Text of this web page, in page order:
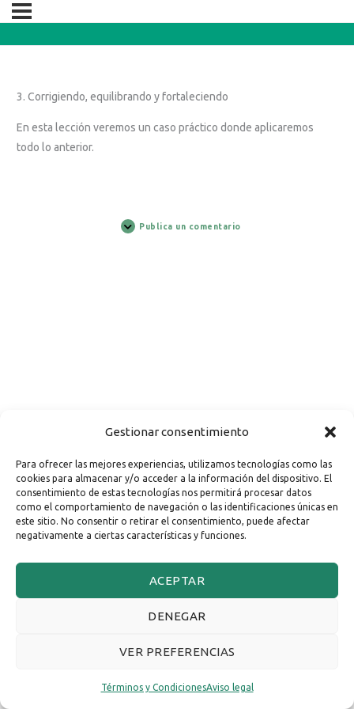
Gestionar consentimiento
Para ofrecer las mejores experiencias, utilizamos tecnologías como las
cookies para almacenar y/o acceder a la información del dispositivo. El
consentimiento de estas tecnologías nos permitirá procesar datos
como el comportamiento de navegación o las identificaciones únicas en
este sitio. No consentir o retirar el consentimiento, puede afectar
negativamente a ciertas características y funciones.
ACEPTAR
DENEGAR
VER PREFERENCIAS
Términos y CondicionesAviso legal
3. Corrigiendo, equilibrando y fortaleciendo
En esta lección veremos un caso práctico donde aplicaremos
todo lo anterior.
Publica un comentario